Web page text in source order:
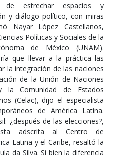
de estrechar espacios y
y diálogo político, con miras
Nayar López Castellanos,
Políticas y Sociales de la
de México (UNAM).
que llevar a la práctica las
la integración de las naciones
de la Unión de Naciones
la Comunidad de Estados
(Celac), dijo el especialista
de América Latina.
¿después de las elecciones?,
adscrita al Centro de
Latina y el Caribe, resaltó la
da Silva. Si bien la diferencia